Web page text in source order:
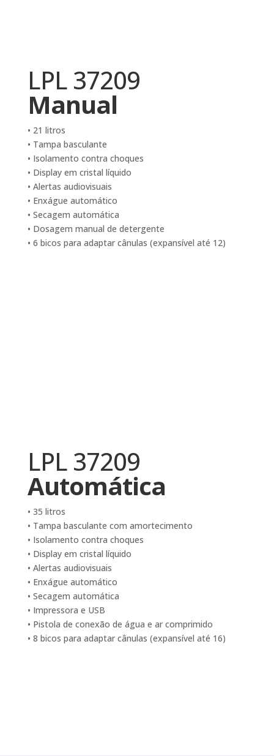
LPL 37209
Manual
• 21 litros
• Tampa basculante
• Isolamento contra choques
• Display em cristal líquido
• Alertas audiovisuais
• Enxágue automático
• Secagem automática
• Dosagem manual de detergente
• 6 bicos para adaptar cânulas (expansível até 12)
LPL 37209
Automática
• 35 litros
• Tampa basculante com amortecimento
• Isolamento contra choques
• Display em cristal líquido
• Alertas audiovisuais
• Enxágue automático
• Secagem automática
• Impressora e USB
• Pistola de conexão de água e ar comprimido
• 8 bicos para adaptar cânulas (expansível até 16)